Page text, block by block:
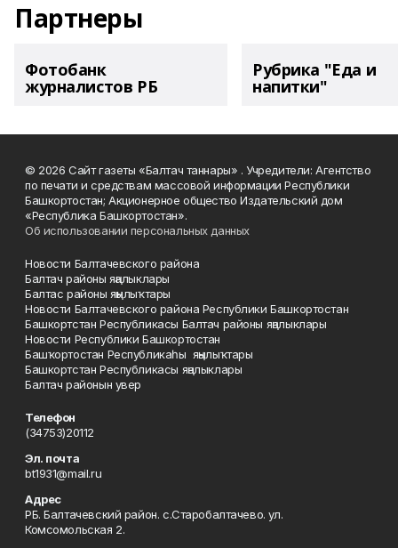
Партнеры
Фотобанк
журналистов РБ
Рубрика "Еда и
напитки"
© 2026 Сайт газеты «Балтач таннары» . Учредители: Агентство
по печати и средствам массовой информации Республики
Башкортостан; Акционерное общество Издательский дом
«Республика Башкортостан».
Об использовании персональных данных
Новости Балтачевского района
Балтач районы яңалыклары
Балтас районы яңылыҡтары
Новости Балтачевского района Республики Башкортостан
Башкортстан Республикасы Балтач районы яңалыклары
Новости Республики Башкортостан
Башҡортостан Республикаһы яңылыҡтары
Башкортстан Республикасы яңалыклары
Балтач районын увер
Телефон
(34753)20112
Эл. почта
bt1931@mail.ru
Адрес
РБ. Балтачевский район. с.Старобалтачево. ул.
Комсомольская 2.